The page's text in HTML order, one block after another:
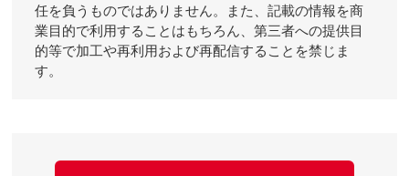
任を負うものではありません。また、記載の情報を商
業目的で利用することはもちろん、第三者への提供目
的等で加工や再利用および再配信することを禁じま
す。